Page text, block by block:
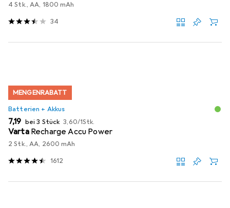
4 Stk., AA, 1800 mAh
34
MENGENRABATT
Batterien + Akkus
EUR
7,19 bei 3 Stück EUR
3,60/1Stk.
Varta Recharge Accu Power
2 Stk., AA, 2600 mAh
1612